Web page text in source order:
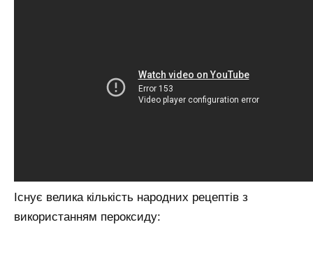
Існує велика кількість народних рецептів з
використанням пероксиду: